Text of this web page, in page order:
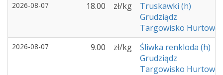
2026-08-07 18.00 zł/kg
Truskawki (h)
Grudziądz
Targowisko Hurtowe
2026-08-07 9.00 zł/kg
Śliwka renkloda (h)
Grudziądz
Targowisko Hurtowe